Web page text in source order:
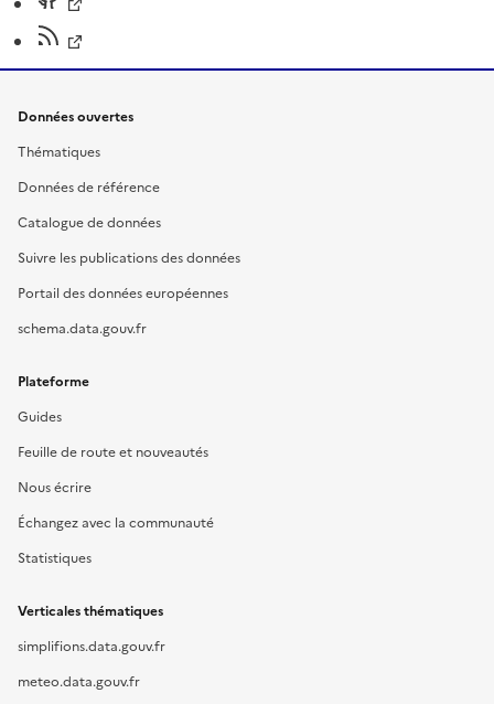
Données ouvertes
Thématiques
Données de référence
Catalogue de données
Suivre les publications des données
Portail des données européennes
schema.data.gouv.fr
Plateforme
Guides
Feuille de route et nouveautés
Nous écrire
Échangez avec la communauté
Statistiques
Verticales thématiques
simplifions.data.gouv.fr
meteo.data.gouv.fr